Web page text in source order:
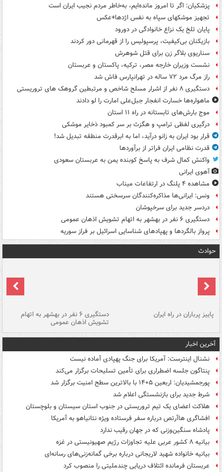
پزشکیان: اگر تا امروز مانده‌ایم، به‌خاطر مردم نجیب ایران است
تجهیز موشکهای سپاه به نفس اژدها+عکس
پایان تلخ یک نزاع خانوادگی در دورود
بازیکنان بی‌کیفیت، پرسپولیس را از قهرمانی دور کردند
سناریوی بلاگر زن برای قتل شوهرش
نشست وزیران خارجه مصر، ترکیه، پاکستان و عربستان
راز مرگ مرد ۷۲ ساله در تهرانپارس فاش شد
دستگیری ۸ نفر از اشرار مسلح شاخص و مرتبطین گروهک های تروریستی
ماهواره‌ها خسارت انفجار جبل‌علی امارت را لو دادند
موج بارش‌های تابستانه در راه ۱۱ استان
درگیری لفظی ترامپ و هگزث بر سر کمبود ذخایر موشکی
قرار بود ایران به زانو درآید، اما به ابرقدرت منطقه تبدیل شد!
قدرت نظامی ایران فراتر از برآوردها
واکنش کمال شرف به پاسخ کوبنده یمن به عربستان سعودی
آهوی ایرانی
مشاهده ۴ پلنگ در ارتفاعات میناب
ونس: ایرانی‌ها مذاکره‌کنندگان سرسختی هستند
دردسر جدید برای سرخپوشان
دستگیری ۶ نفر در بهشهر به اتهام تشویش اذهان عمومی
پرواز بالگردها و پهپادهای شناسایی اسرائیل بر فراز سوریه
حوادث
پاییز پرباران در راه ایران دستگیری ۶ نفر در بهشهر به اتهام
تشویش اذهان عمومی
آخرین اخبار
نشنال اینترست: آمریکا برای جنگ پهپادی آماده نیست
پنتاگون جلسه اضطراری برای تأمین تسلیحات برگزار می‌کند
پورجمشیدیان: اربعین ۱۴۰۵ با بالاترین سطح امنیت برگزار شد
شرط جدید برای بازنشستگی اعلام شد
هلاکت اعضای یک تیم تروریستی در جنوب استان سیستان و بلوچستان
افشاگری هاآرتص درباره سفر فرستاده ویژه نتانیاهو به آمریکا
پادشاه سنگین‌وزنی که در جهان رقیب ندارد
بیانیه ۸ کشور عربی علیه تجاوزات رژیم صهیونیستی در غزه
بیانیه خانواده شهید لاریجانی درباره برخی گمانه‌زنی‌های رسانه‌ای
عربستان فرمانده ائتلاف دریایی چندملیتی را منصوب کرد